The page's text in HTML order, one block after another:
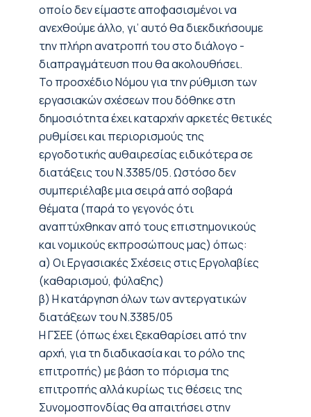
οποίο δεν είμαστε αποφασισμένοι να
ανεχθούμε άλλο, γι’ αυτό θα διεκδικήσουμε
την πλήρη ανατροπή του στο διάλογο -
διαπραγμάτευση που θα ακολουθήσει.
Το προσχέδιο Νόμου για την ρύθμιση των
εργασιακών σχέσεων που δόθηκε στη
δημοσιότητα έχει καταρχήν αρκετές θετικές
ρυθμίσει και περιορισμούς της
εργοδοτικής αυθαιρεσίας ειδικότερα σε
διατάξεις του Ν.3385/05. Ωστόσο δεν
συμπεριέλαβε μια σειρά από σοβαρά
θέματα (παρά το γεγονός ότι
αναπτύχθηκαν από τους επιστημονικούς
και νομικούς εκπροσώπους μας) όπως:
α) Οι Εργασιακές Σχέσεις στις Εργολαβίες
(καθαρισμού, φύλαξης)
β) Η κατάργηση όλων των αντεργατικών
διατάξεων του Ν.3385/05
Η ΓΣΕΕ (όπως έχει ξεκαθαρίσει από την
αρχή, για τη διαδικασία και το ρόλο της
επιτροπής) με βάση το πόρισμα της
επιτροπής αλλά κυρίως τις θέσεις της
Συνομοσπονδίας θα απαιτήσει στην